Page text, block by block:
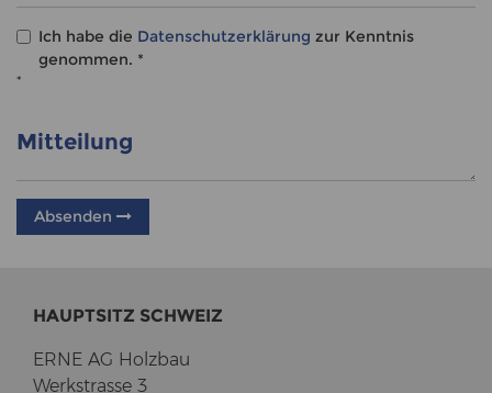
Ich habe die Datenschutzerklärung zur Kenntnis
genommen. *
*
Mitteilung
Absenden
HAUPT­SITZ SCHWEIZ
ERNE AG Holz­bau
Werk­stras­se 3